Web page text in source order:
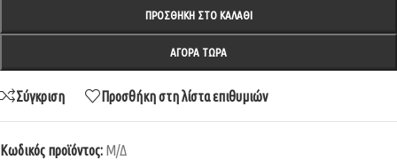
ΠΡΟΣΘΉΚΗ ΣΤΟ ΚΑΛΆΘΙ
ΑΓΟΡΆ ΤΏΡΑ
Σύγκριση Προσθήκη στη λίστα επιθυμιών
Κωδικός προϊόντος: Μ/Δ